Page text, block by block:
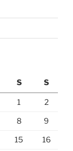
S S
1 2
8 9
15 16